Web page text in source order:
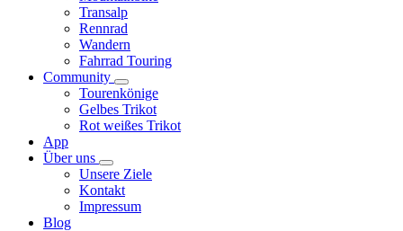
Transalp
Rennrad
Wandern
Fahrrad Touring
Community
Tourenkönige
Gelbes Trikot
Rot weißes Trikot
App
Über uns
Unsere Ziele
Kontakt
Impressum
Blog